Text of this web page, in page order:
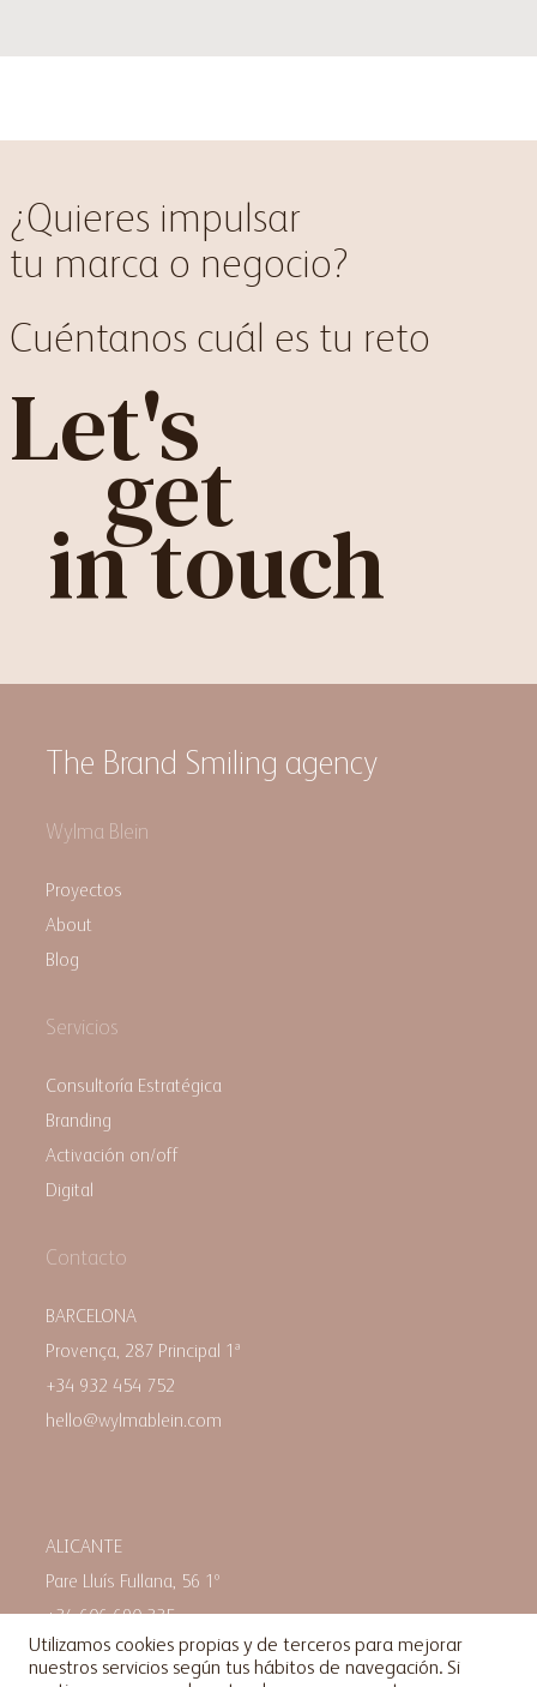
¿Quieres impulsar
tu marca o negocio?
Cuéntanos cuál es tu reto
Let's
get
in touch
The Brand Smiling agency
Wylma Blein
Proyectos
About
Blog
Servicios
Consultoría Estratégica
Branding
Activación on/off
Digital
Contacto
BARCELONA
Provença, 287 Principal 1ª
+34 932 454 752
hello@wylmablein.com
ALICANTE
Pare Lluís Fullana, 56 1º
+34 606 690 335
hello@wylmablein.com
Utilizamos cookies propias y de terceros para mejorar
nuestros servicios según tus hábitos de navegación. Si